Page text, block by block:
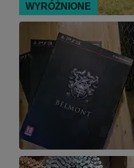
WYRÓŻNIONE